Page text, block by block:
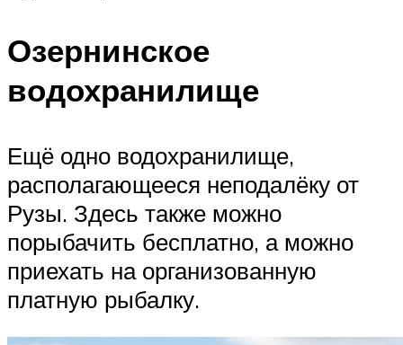
Озернинское
водохранилище
Ещё одно водохранилище,
располагающееся неподалёку от
Рузы. Здесь также можно
порыбачить бесплатно, а можно
приехать на организованную
платную рыбалку.